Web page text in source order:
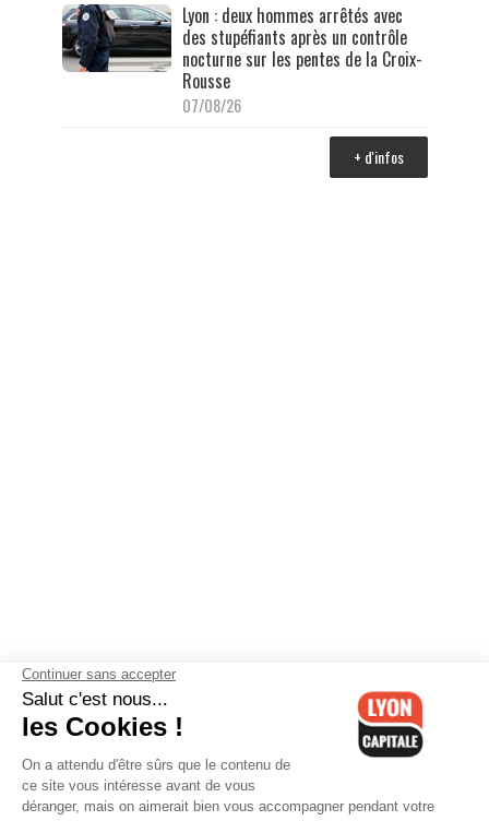
Lyon : deux hommes arrêtés avec
des stupéfiants après un contrôle
nocturne sur les pentes de la Croix-
Rousse
07/08/26
+ d'infos